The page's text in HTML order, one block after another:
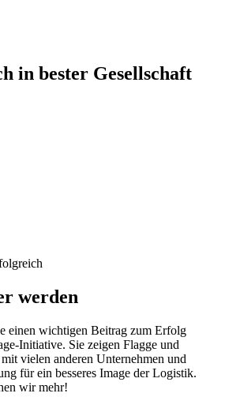
in bester Gesellschaft
werden
einen wichtigen Beitrag zum Erfolg
Initiative. Sie zeigen Flagge und
vielen anderen Unternehmen und
für ein besseres Image der Logistik.
wir mehr!